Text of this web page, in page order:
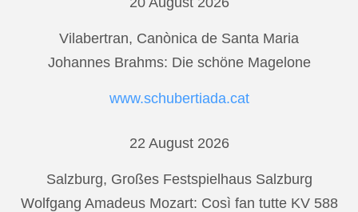
Vilabertran, Canònica de Santa Maria
Johannes Brahms: Die schöne Magelone
www.schubertiada.cat
22 August 2026
Salzburg, Großes Festspielhaus Salzburg
Wolfgang Amadeus Mozart: Così fan tutte KV 588